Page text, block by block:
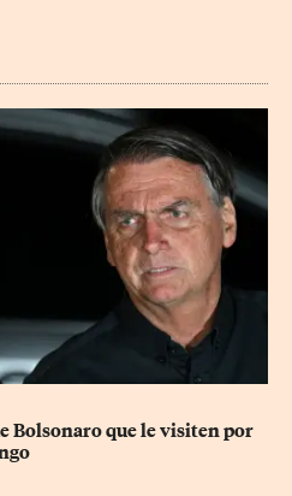
Bolsonaro que le visiten por